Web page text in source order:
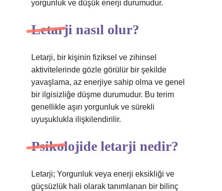
yorgunluk ve düşük enerji durumudur.
Letarji nasıl olur?
Letarji, bir kişinin fiziksel ve zihinsel
aktivitelerinde gözle görülür bir şekilde
yavaşlama, az enerjiye sahip olma ve genel
bir ilgisizliğe düşme durumudur. Bu terim
genellikle aşırı yorgunluk ve sürekli
uyuşuklukla ilişkilendirilir.
Psikolojide letarji nedir?
Letarji; Yorgunluk veya enerji eksikliği ve
güçsüzlük hali olarak tanımlanan bir bilinç